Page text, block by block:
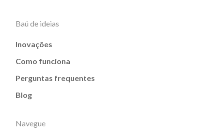
Baú de ideias
Inovações
Como funciona
Perguntas frequentes
Blog
Navegue